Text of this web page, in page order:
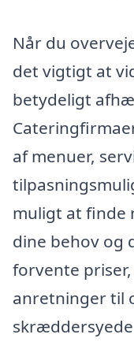
Når du
det vigtigt at
betydeligt
af menuer,
muligt at finde
dine behov og
forvente
anretninger til